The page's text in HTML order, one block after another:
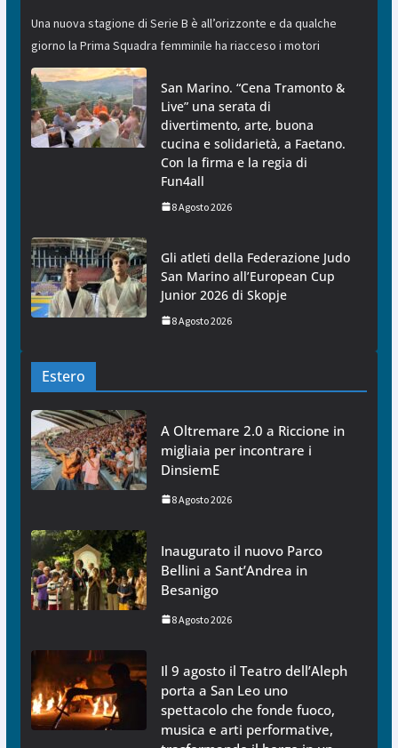
Una nuova stagione di Serie B è all’orizzonte e da qualche
giorno la Prima Squadra femminile ha riacceso i motori
San Marino. “Cena Tramonto &
Live” una serata di
divertimento, arte, buona
cucina e solidarietà, a Faetano.
Con la firma e la regia di
Fun4all
8 Agosto 2026
Gli atleti della Federazione Judo
San Marino all’European Cup
Junior 2026 di Skopje
8 Agosto 2026
Estero
A Oltremare 2.0 a Riccione in
migliaia per incontrare i
DinsiemE
8 Agosto 2026
Inaugurato il nuovo Parco
Bellini a Sant’Andrea in
Besanigo
8 Agosto 2026
Il 9 agosto il Teatro dell’Aleph
porta a San Leo uno
spettacolo che fonde fuoco,
musica e arti performative,